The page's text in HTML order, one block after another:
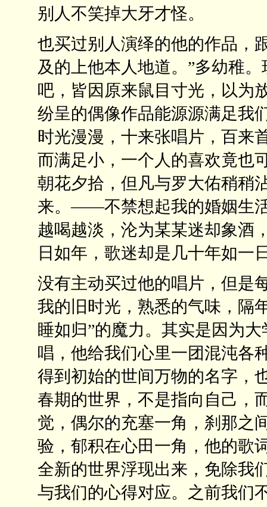
别人不笑掉大牙才怪。
也买过别人演绎的他的作品，
及的上他本人地道。”多幼稚
吧，皆因原来鼠目寸光，以为
纷呈的偶像作品能源源满足我
时光漫漫，十来张唱片，百来
而满足小，一个人的喜欢竟也
朝花夕拾，但凡与罗大佑稍稍
来。——不禁想起我的婚姻生
越喝越淡，沦为某某迷却象酒
日如年，歌迷却是几十年如一
没有主动买过他的唱片，但是
我的旧时光，熟悉的气味，隔
睡如归”的魔力。其实是因为
唱，他给我们心里一团混沌各
得到初始的世间万物的名字，
春期的世界，不是指向自己，
觉，偶尔的充塞一角，刹那之
验，郁积在心田一角，他的歌
全新的世界浮现出来，免除
与我们的心得对应。之前我们